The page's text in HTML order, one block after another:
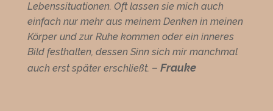
Lebenssituationen. Oft lassen sie mich auch
einfach nur mehr aus meinem Denken in meinen
Körper und zur Ruhe kommen oder ein inneres
Bild festhalten, dessen Sinn sich mir manchmal
auch erst später erschließt. – Frauke